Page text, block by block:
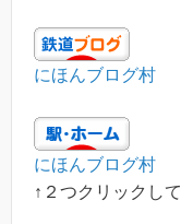
にほんブログ村
にほんブログ村
↑２つクリックし